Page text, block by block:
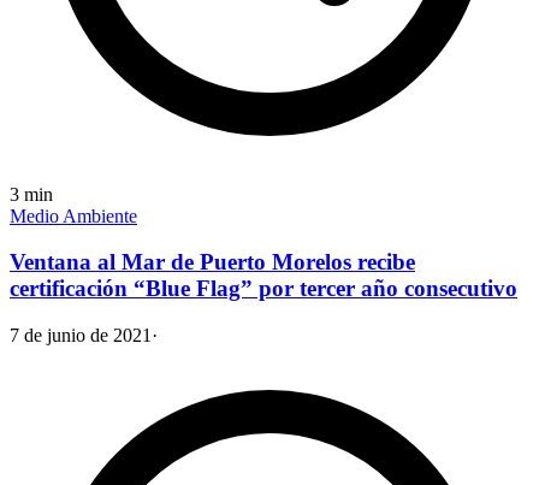
3 min
Medio Ambiente
Ventana al Mar de Puerto Morelos recibe
certificación “Blue Flag” por tercer año consecutivo
7 de junio de 2021 ·